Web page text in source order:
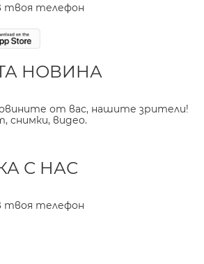
твоя телефон
НОВИНА
от вас, нашите зрители!
видео.
С НАС
твоя телефон